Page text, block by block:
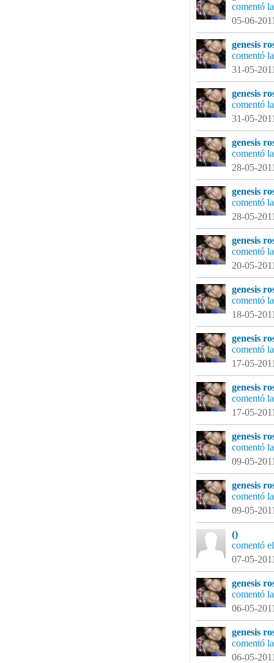
comentó
05-06-
genesis
comentó
31-05-
genesis
comentó
31-05-
genesis
comentó
28-05-
genesis
comentó
28-05-
genesis
comentó
20-05-
genesis
comentó
18-05-
genesis
comentó
17-05-
genesis
comentó
17-05-
genesis
comentó
09-05-
genesis
comentó
09-05-
()
comentó
07-05-
genesis
comentó
06-05-
genesis
comentó
06-05-